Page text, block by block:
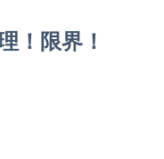
！限界！